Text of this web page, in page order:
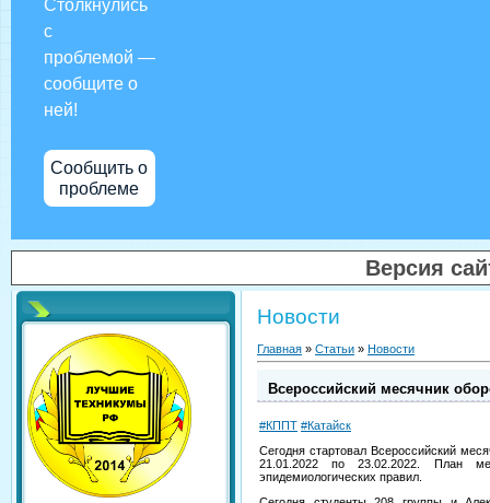
Столкнулись
с
проблемой —
сообщите о
ней!
Сообщить о
проблеме
Версия
Новости
Главная » Статьи » Новости
Всероссийский месячник
#КППТ #Катайск
Сегодня стартовал Всероссийский
21.01.2022 по 23.02.2022. План
эпидемиологических правил.